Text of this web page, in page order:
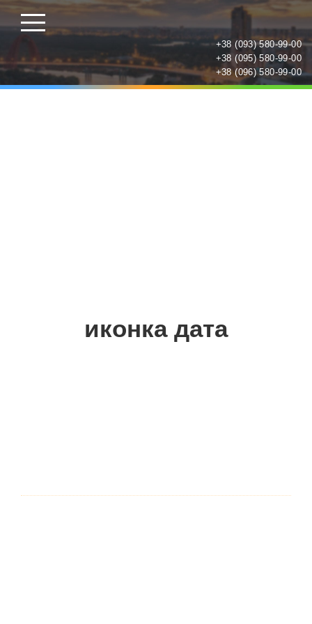
+38 (093) 580-99-00
+38 (095) 580-99-00
+38 (096) 580-99-00
иконка дата